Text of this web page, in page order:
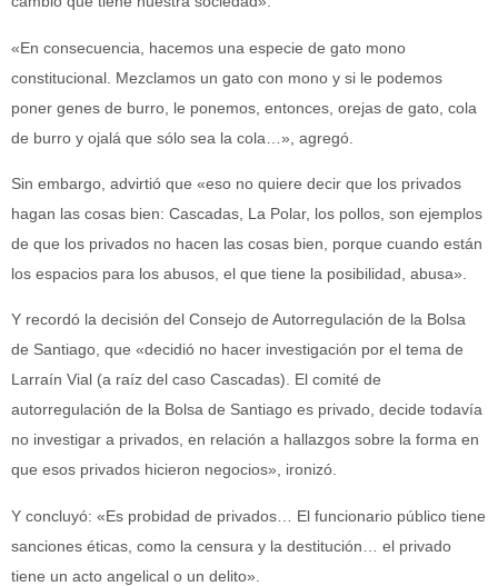
«En consecuencia, hacemos una especie de gato mono
constitucional. Mezclamos un gato con mono y si le podemos
poner genes de burro, le ponemos, entonces, orejas de gato, cola
de burro y ojalá que sólo sea la cola…», agregó.
Sin embargo, advirtió que «eso no quiere decir que los privados
hagan las cosas bien: Cascadas, La Polar, los pollos, son ejemplos
de que los privados no hacen las cosas bien, porque cuando están
los espacios para los abusos, el que tiene la posibilidad, abusa».
Y recordó la decisión del Consejo de Autorregulación de la Bolsa
de Santiago, que «decidió no hacer investigación por el tema de
Larraín Vial (a raíz del caso Cascadas). El comité de
autorregulación de la Bolsa de Santiago es privado, decide todavía
no investigar a privados, en relación a hallazgos sobre la forma en
que esos privados hicieron negocios», ironizó.
Y concluyó: «Es probidad de privados… El funcionario público tiene
sanciones éticas, como la censura y la destitución… el privado
tiene un acto angelical o un delito».